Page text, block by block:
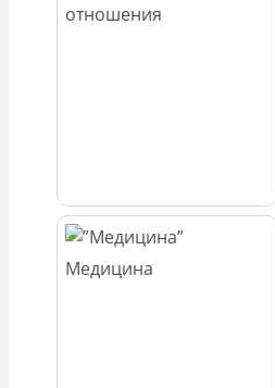
отношения
Медицина